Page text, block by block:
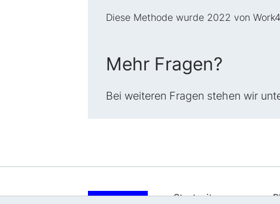
Diese Methode wurde 2022 von
Mehr Fragen?
Bei weiteren Fragen stehen wir
Startseite